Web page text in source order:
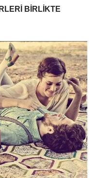
BİRLİKTE